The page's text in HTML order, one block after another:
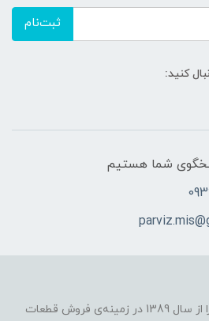
ثبت‌نام
کنید:
پارسا کامپیوتر فعالیت خود را از سال 1389 در زمینه‌ی فروش قطعات